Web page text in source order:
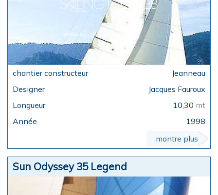
Jeanneau
Jacques Fauroux
10,30 mt
1998
montre plus
Sun Odyssey 35 Legend